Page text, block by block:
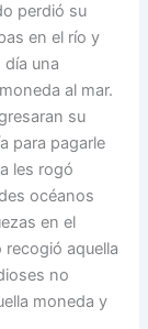
perdió su
en el río y
una
al mar.
su
para pagarle
les rogó
océanos
en el
aquella
no
moneda y